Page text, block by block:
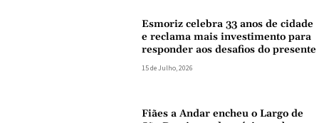
Esmoriz celebra 33 anos de cidade
e reclama mais investimento para
responder aos desafios do presente
15 de Julho, 2026
Fiães a Andar encheu o Largo de